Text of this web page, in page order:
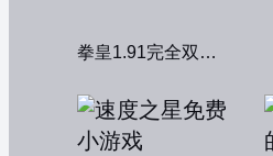
拳皇1.91完全双人版